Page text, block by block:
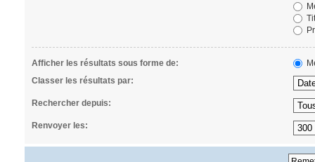
Afficher les résultats sous forme de:
Classer les résultats par:
Rechercher depuis:
Renvoyer les: